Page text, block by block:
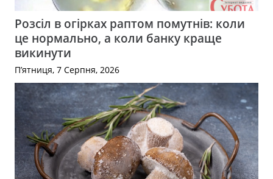
Розсіл в огірках раптом помутнів: коли
це нормально, а коли банку краще
викинути
П’ятниця, 7 Серпня, 2026